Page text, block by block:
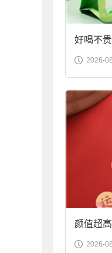
好喝不
袋装9.9
2026-
颜值超
合金筷
2026-